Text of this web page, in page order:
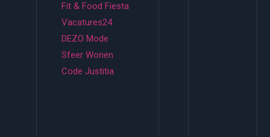
Fit & Food Fiesta
Vacatures24
DEZO Mode
Sfeer Wonen
Code Justitia